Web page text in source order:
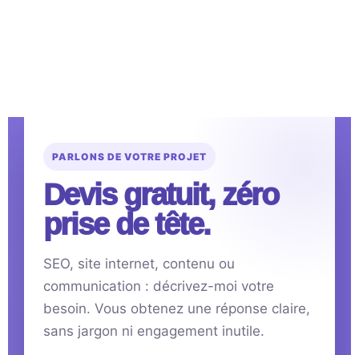
PARLONS DE VOTRE PROJET
Devis gratuit, zéro
prise de tête.
SEO, site internet, contenu ou
communication : décrivez-moi votre
besoin. Vous obtenez une réponse claire,
sans jargon ni engagement inutile.